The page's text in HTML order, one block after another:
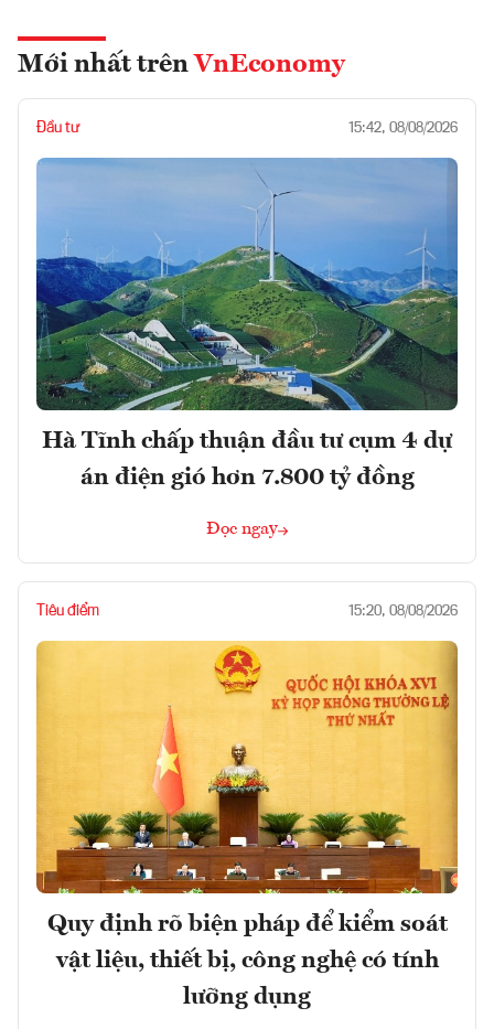
Mới nhất trên VnEconomy
Đầu tư 15:42, 08/08/2026
Hà Tĩnh chấp thuận đầu tư cụm 4 dự
án điện gió hơn 7.800 tỷ đồng
Đọc ngay
Tiêu điểm 15:20, 08/08/2026
Quy định rõ biện pháp để kiểm soát
vật liệu, thiết bị, công nghệ có tính
lưỡng dụng